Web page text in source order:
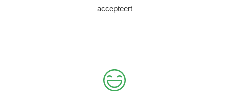
accepteert